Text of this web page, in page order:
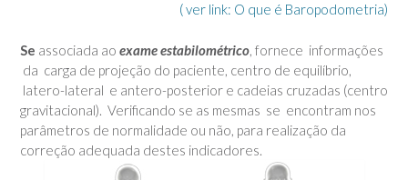
( ver link: O que é Baropodometria)
Se associada ao exame estabilométrico , fornece informações
da carga de projeção do paciente, centro de equilíbrio,
latero-lateral e antero-posterior e cadeias cruzadas (centro
gravitacional). Verificando se as mesmas se encontram nos
parâmetros de normalidade ou não, para realização da
correção adequada destes indicadores.